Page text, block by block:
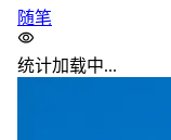
随笔
统计加载中...